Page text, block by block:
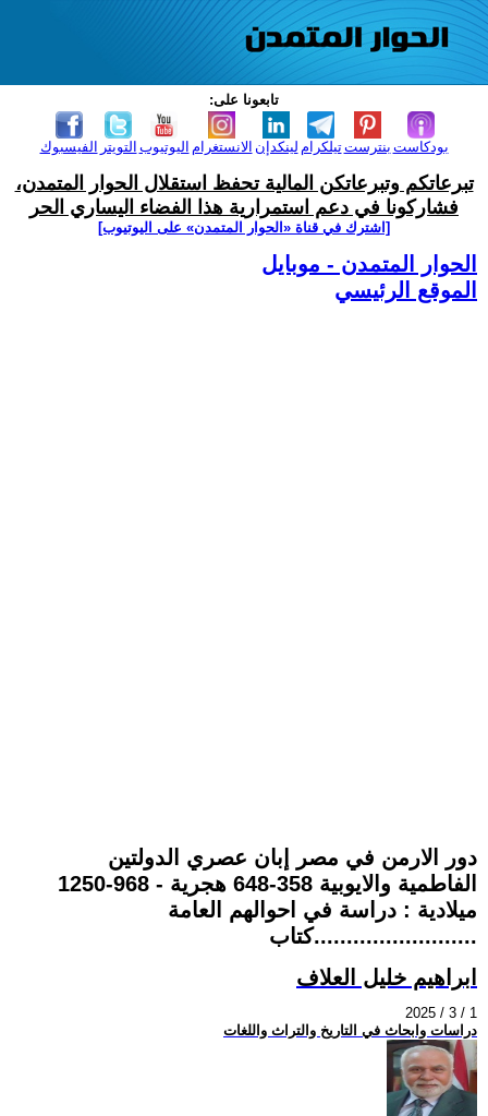
تابعونا على:
الفيسبوك التويتر اليوتيوب الانستغرام لينكدإن تيلكرامبنترست بودكاست
تبرعاتكم وتبرعاتكن المالية تحفظ استقلال الحوار المتمدن،
فشاركونا في دعم استمرارية هذا الفضاء اليساري الحر
[اشترك في قناة ‫«الحوار المتمدن» على اليوتيوب]
الحوار المتمدن - موبايل
الموقع الرئيسي
دور الارمن في مصر إبان عصري الدولتين
الفاطمية والايوبية 358-648 هجرية - 968-1250
ميلادية : دراسة في احوالهم العامة
.........................كتاب
ابراهيم خليل العلاف
2025 / 3 / 1
دراسات وابحاث في التاريخ والتراث واللغات